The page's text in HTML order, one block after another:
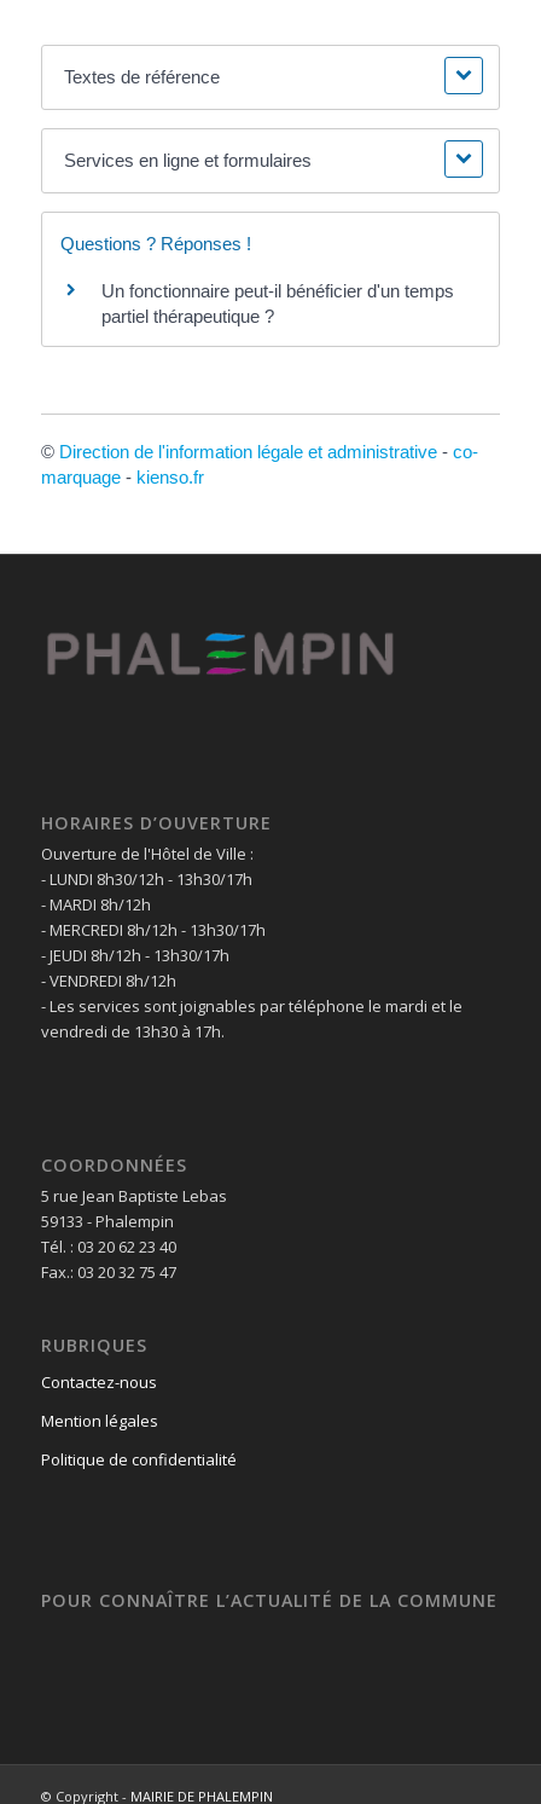
Textes de référence
Services en ligne et formulaires
Questions ? Réponses !
Un fonctionnaire peut-il bénéficier d'un temps
partiel thérapeutique ?
© Direction de l'information légale et administrative- co-
marquage- kienso.fr
HORAIRES D’OUVERTURE
Ouverture de l'Hôtel de Ville :
- LUNDI 8h30/12h - 13h30/17h
- MARDI 8h/12h
- MERCREDI 8h/12h - 13h30/17h
- JEUDI 8h/12h - 13h30/17h
- VENDREDI 8h/12h
- Les services sont joignables par téléphone le mardi et le
vendredi de 13h30 à 17h.
COORDONNÉES
5 rue Jean Baptiste Lebas
59133 - Phalempin
Tél. : 03 20 62 23 40
Fax.: 03 20 32 75 47
RUBRIQUES
Contactez-nous
Mention légales
Politique de confidentialité
POUR CONNAÎTRE L’ACTUALITÉ DE LA COMMUNE
© Copyright - MAIRIE DE PHALEMPIN